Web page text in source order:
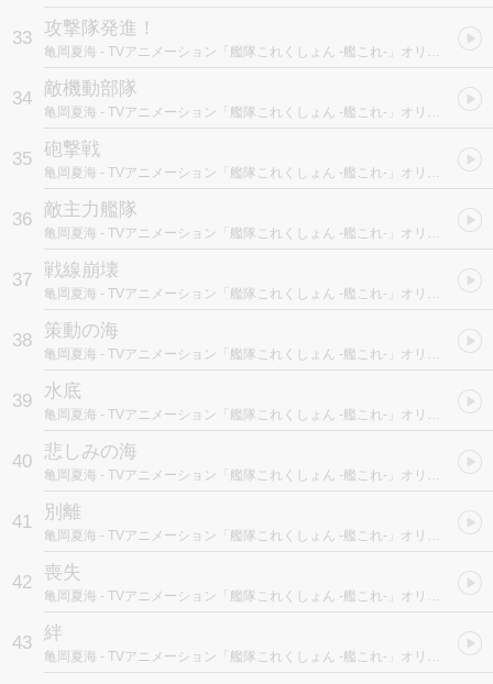
33 攻撃隊発進！
亀岡夏海 - TVアニメーション「艦隊これくしょん -艦これ-」オリジナルサウンドトラック “艦響" Vol.1
34 敵機動部隊
亀岡夏海 - TVアニメーション「艦隊これくしょん -艦これ-」オリジナルサウンドトラック “艦響" Vol.1
35 砲撃戦
亀岡夏海 - TVアニメーション「艦隊これくしょん -艦これ-」オリジナルサウンドトラック “艦響" Vol.1
36 敵主力艦隊
亀岡夏海 - TVアニメーション「艦隊これくしょん -艦これ-」オリジナルサウンドトラック “艦響" Vol.1
37 戦線崩壊
亀岡夏海 - TVアニメーション「艦隊これくしょん -艦これ-」オリジナルサウンドトラック “艦響" Vol.1
38 策動の海
亀岡夏海 - TVアニメーション「艦隊これくしょん -艦これ-」オリジナルサウンドトラック “艦響" Vol.1
39 水底
亀岡夏海 - TVアニメーション「艦隊これくしょん -艦これ-」オリジナルサウンドトラック “艦響" Vol.1
40 悲しみの海
亀岡夏海 - TVアニメーション「艦隊これくしょん -艦これ-」オリジナルサウンドトラック “艦響" Vol.1
41 別離
亀岡夏海 - TVアニメーション「艦隊これくしょん -艦これ-」オリジナルサウンドトラック “艦響" Vol.1
42 喪失
亀岡夏海 - TVアニメーション「艦隊これくしょん -艦これ-」オリジナルサウンドトラック “艦響" Vol.1
43 絆
亀岡夏海 - TVアニメーション「艦隊これくしょん -艦これ-」オリジナルサウンドトラック “艦響" Vol.1